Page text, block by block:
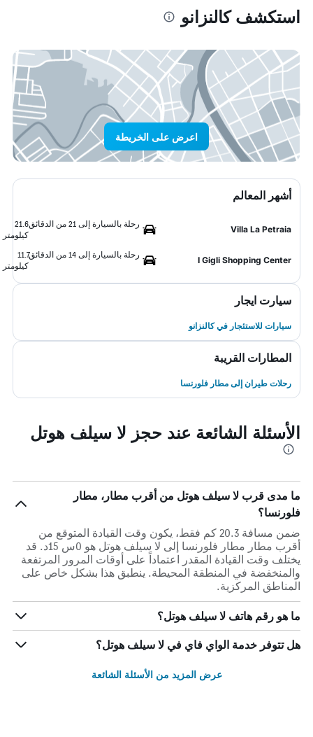
استكشف كالنزانو
اعرض على الخريطة
أشهر المعالم
Villa La Petraia
رحلة بالسيارة إلى 21 من الدقائق
21.6
كيلومتر
I Gigli Shopping Center
رحلة بالسيارة إلى 14 من الدقائق
11.7
كيلومتر
سيارت ايجار
سيارات للاستئجار في كالنزانو
المطارات القريبة
رحلات طيران إلى مطار فلورنسا
الأسئلة الشائعة عند حجز لا سيلف هوتل
ما مدى قرب لا سيلف هوتل من أقرب مطار، مطار
فلورنسا؟
ضمن مسافة 20.3 كم فقط، يكون وقت القيادة المتوقع من
أقرب مطار مطار فلورنسا إلى لا سيلف هوتل هو 0س 15د. قد
يختلف وقت القيادة المقدر اعتماداً على أوقات المرور المرتفعة
والمنخفضة في المنطقة المحيطة. ينطبق هذا بشكل خاص على
المناطق المركزية.
ما هو رقم هاتف لا سيلف هوتل؟
هل تتوفر خدمة الواي فاي في لا سيلف هوتل؟
عرض المزيد من الأسئلة الشائعة